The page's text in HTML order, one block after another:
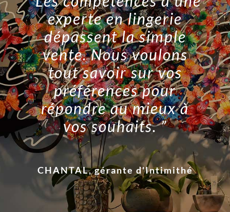
experte en lingerie
dépassent la simple
vente. Nous voulons
tout savoir sur vos
préférences pour
répondre au mieux à
vos souhaits. ”
CHANTAL, gérante d'Intimithé